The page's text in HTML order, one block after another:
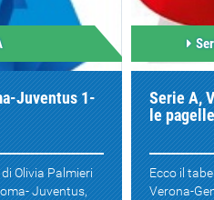
Juventus 1-
Olivia Palmieri
Juventus,
Serie A,
le pagelle
Ecco il
Verona-